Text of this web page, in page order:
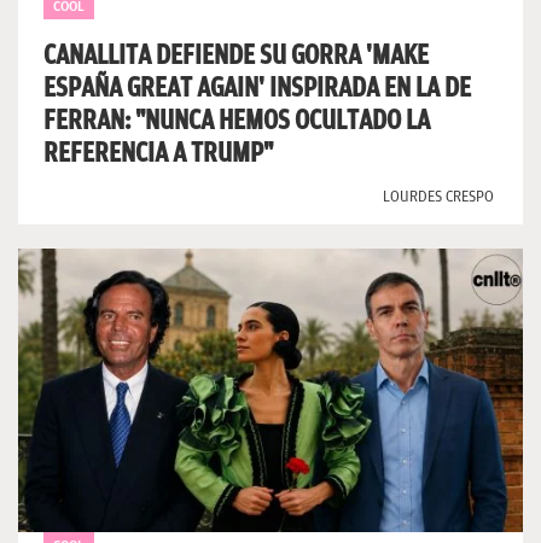
COOL
CANALLITA DEFIENDE SU GORRA 'MAKE
ESPAÑA GREAT AGAIN' INSPIRADA EN LA DE
FERRAN: "NUNCA HEMOS OCULTADO LA
REFERENCIA A TRUMP"
LOURDES CRESPO